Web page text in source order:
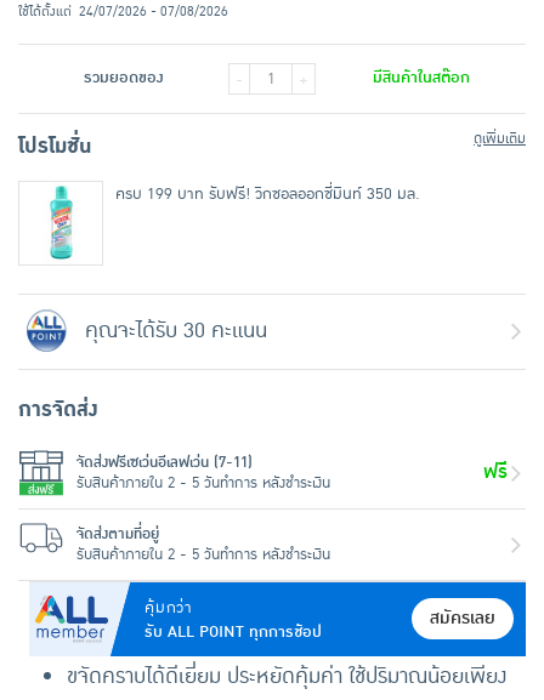
คุ้มกว่า
รับ ALL POINT ทุกการช้อป
สมัครเลย
ขจัดคราบได้ดีเยี่ยม ประหยัดคุ้มค่า ใช้ปริมาณน้อยเพียง
ใช้ได้ตั้งแต่ 24/07/2026 - 07/08/2026
รวมยอดของ - + มีสินค้าในสต๊อก
โปรโมชั่น ดูเพิ่มเติม
ครบ 199 บาท รับฟรี! วิกซอลออกซี่มินท์ 350 มล.
คุณจะได้รับ 30 คะแนน
การจัดส่ง
จัดส่งฟรีเซเว่นอีเลฟเว่น (7-11)
รับสินค้าภายใน 2 - 5 วันทำการ หลังชำระเงิน
ฟรี
จัดส่งตามที่อยู่
รับสินค้าภายใน 2 - 5 วันทำการ หลังชำระเงิน